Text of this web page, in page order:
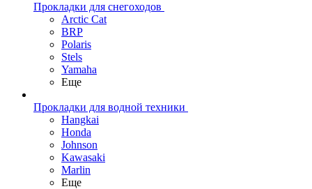
Прокладки для снегоходов
Arctic Cat
BRP
Polaris
Stels
Yamaha
Еще
Прокладки для водной техники
Hangkai
Honda
Johnson
Kawasaki
Marlin
Еще